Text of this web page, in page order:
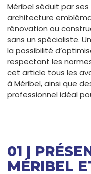
Méribel séduit par
architecture
rénovation ou
sans un spécialiste. Un
la possibilité
respectant les
cet article tous les
à Méribel, ainsi que
professionnel idéal
01 |
MÉRIBEL